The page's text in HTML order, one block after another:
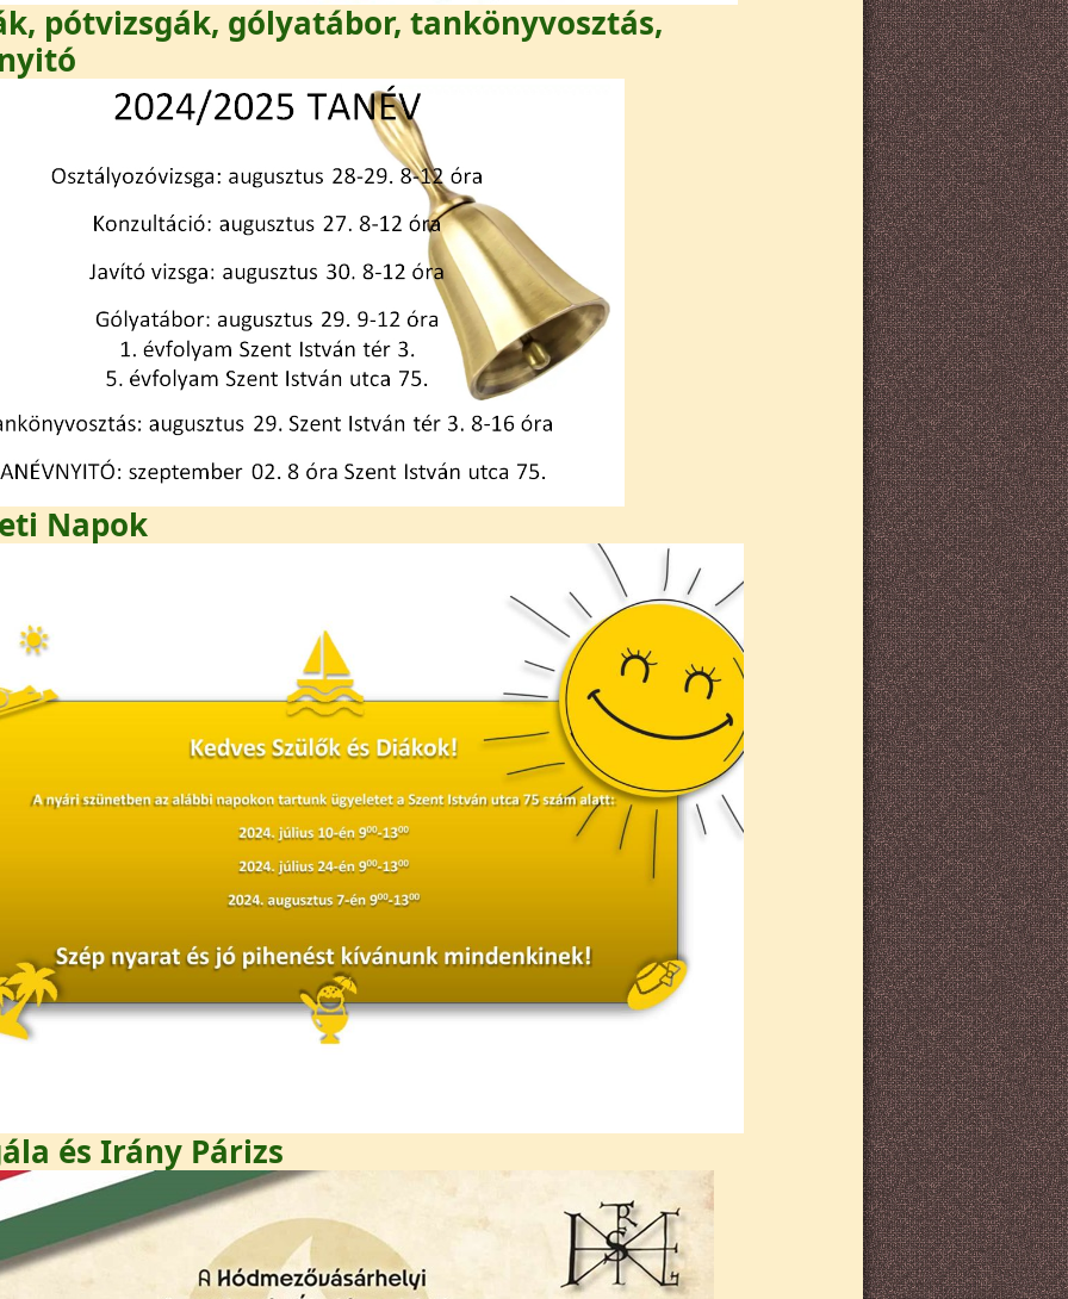
pótvizsgák, gólyatábor, tankönyvosztás,
Napok
és Irány Párizs